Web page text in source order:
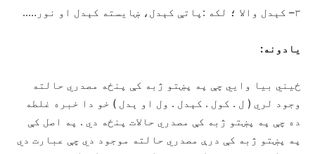
۳– کېدل والا ؛ لکه :پاتې کېدل، ښایسته کېدل او نور…..
یادونه:
ځیني بیا وایي چې په پښتو ژبه کې پنځه مصدري حالته
وجود لري ( ل . کول . کېدل . ول او ېدل ) خو دا خبره غلطه
ده چې په پښتو ژبه کې مصدري حالات پنځه دي . په اصل کې
په پښتو ژبه کې درې مصدري حالته موجود دي چې عبارت دي